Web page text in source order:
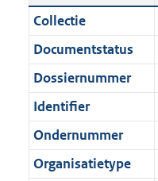
c
t
i
e
n
f
t
:
1
,
M
b
Collectie
Documentstatus
Dossiernummer
Identifier
Ondernummer
Organisatietype